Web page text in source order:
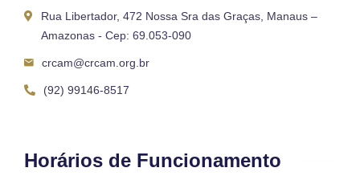
Rua Libertador, 472 Nossa Sra das Graças, Manaus –
Amazonas - Cep: 69.053-090
crcam@crcam.org.br
(92) 99146-8517
Horários de Funcionamento